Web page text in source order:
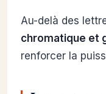
Au-delà des
chromatique et
renforcer la